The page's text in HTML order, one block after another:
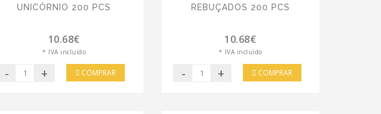
UNICÓRNIO 200 PCS
10.68€
* IVA incluído
- + COMPRAR
REBUÇADOS 200 PCS
10.68€
* IVA incluído
- + COMPRAR